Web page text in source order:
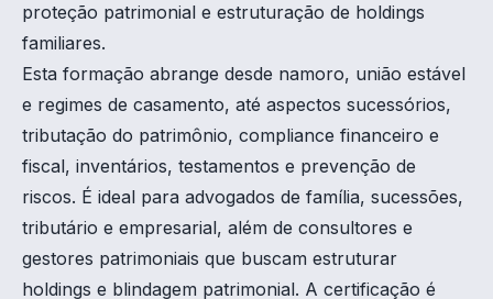
proteção patrimonial e estruturação de holdings
familiares.
Esta formação abrange desde namoro, união estável
e regimes de casamento, até aspectos sucessórios,
tributação do patrimônio, compliance financeiro e
fiscal, inventários, testamentos e prevenção de
riscos. É ideal para advogados de família, sucessões,
tributário e empresarial, além de consultores e
gestores patrimoniais que buscam estruturar
holdings e blindagem patrimonial. A certificação é